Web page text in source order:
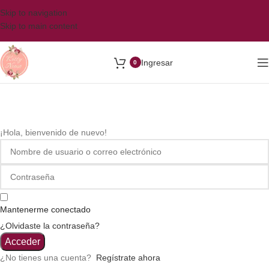
Skip to navigation
Skip to main content
0 Ingresar
¡Hola, bienvenido de nuevo!
Mantenerme conectado
¿Olvidaste la contraseña?
Acceder
¿No tienes una cuenta? Regístrate ahora